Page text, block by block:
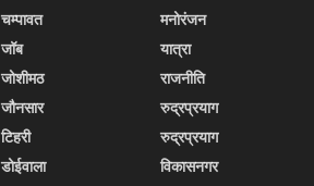
चम्पावत
जॉब
जोशीमठ
जौनसार
टिहरी
डोईवाला
मनोरंजन
यात्रा
राजनीति
रुद्रप्रयाग
रुद्रप्रयाग
विकासनगर